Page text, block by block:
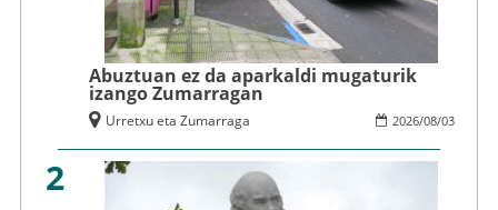
Abuztuan ez da aparkaldi mugaturik
izango Zumarragan
2026/08/03
Urretxu eta Zumarraga
2